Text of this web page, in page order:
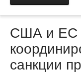
США и ЕС
санкции